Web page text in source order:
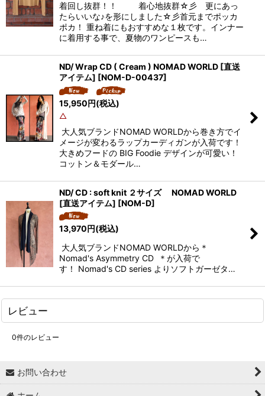
着回し抜群！！ 着心地抜群☆彡 更にあっ
たらいいな♪を形にしました☆彡首元までポッカ
ポカ！ 重ね着にもおすすめな１枚です。インナー
に着用する事で、夏物のワンピースも…
ND/ Wrap CD ( Cream ) NOMAD WORLD [直送
アイテム] [NOM-D-00437]
15,950円(税込)
△
大人気ブランドNOMAD WORLDから巻き方でイ
メージが変わるラップカーディガンが入荷です！
大きめフードの BIG Foodie デザインが可愛い！
コットン＆モダール…
ND/ CD : soft knit ２サイズ NOMAD WORLD
[直送アイテム] [NOM-D]
13,970円(税込)
大人気ブランドNOMAD WORLDから＊
Nomad's Asymmetry CD ＊が入荷で
す！ Nomad's CD series よりソフトガーゼタ…
レビュー
0件のレビュー
お問い合わせ